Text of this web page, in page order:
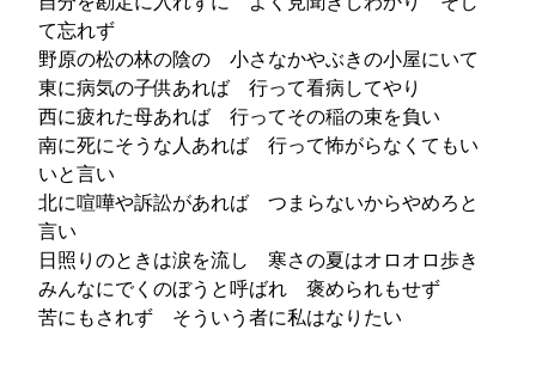
て忘れず
野原の松の林の陰の 小さなかやぶきの小屋にいて
東に病気の子供あれば 行って看病してやり
西に疲れた母あれば 行ってその稲の束を負い
南に死にそうな人あれば 行って怖がらなくてもい
いと言い
北に喧嘩や訴訟があれば つまらないからやめろと
言い
日照りのときは涙を流し 寒さの夏はオロオロ歩き
みんなにでくのぼうと呼ばれ 褒められもせず
苦にもされず そういう者に私はなりたい